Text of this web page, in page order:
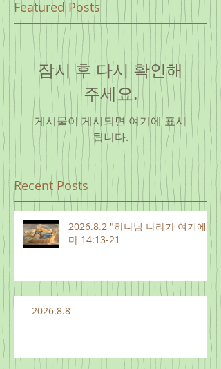
Featured Posts
잠시 후 다시 확인해
주세요.
게시물이 게시되면 여기에 표시
됩니다.
Recent Posts
2026.8.2 "하나님 나라가 여기에"
마 14:13-21
2026.8.8